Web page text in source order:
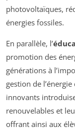
photovoltaïques,
énergies fossiles.
En parallèle, l’
promotion des
générations à
gestion de
innovants
renouvelables et
offrant ainsi aux